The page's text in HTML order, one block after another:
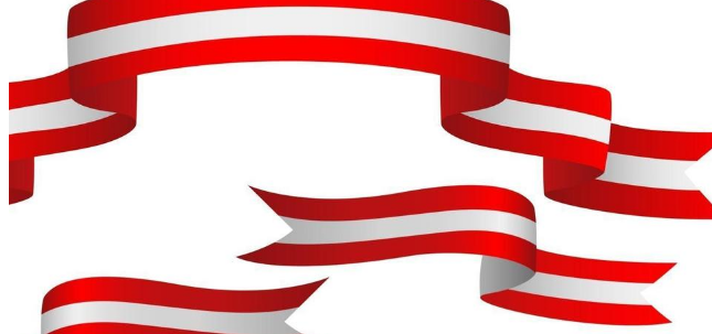
SVGs
Sjablonen
Vectoren
Motion graphics
Redactionele Afbeeldingen